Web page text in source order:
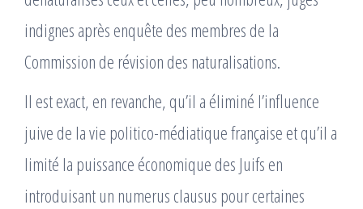
indignes après enquête des membres de la
Commission de révision des naturalisations.
Il est exact, en revanche, qu’il a éliminé l’influence
juive de la vie politico-médiatique française et qu’il a
limité la puissance économique des Juifs en
introduisant un numerus clausus pour certaines